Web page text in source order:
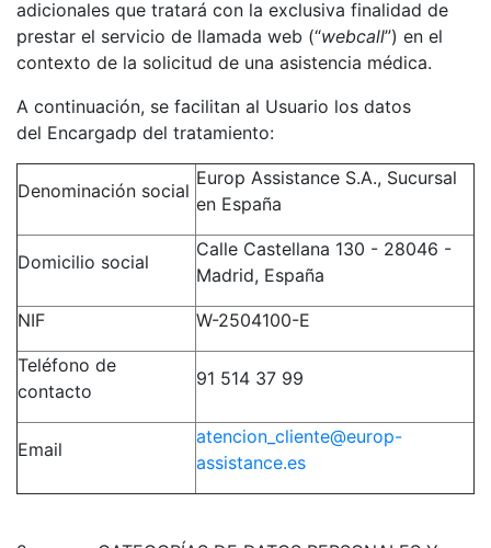
adicionales que tratará con la exclusiva finalidad de
prestar el servicio de llamada web (“webcall”) en el
contexto de la solicitud de una asistencia médica.
A continuación, se facilitan al Usuario los datos
del Encargadp del tratamiento:
Denominación social
Europ Assistance S.A., Sucursal
en España
Domicilio social
Calle Castellana 130 - 28046 -
Madrid, España
NIF W-2504100-E
Teléfono de
contacto
91 514 37 99
Email
atencion_cliente@europ-
assistance.es